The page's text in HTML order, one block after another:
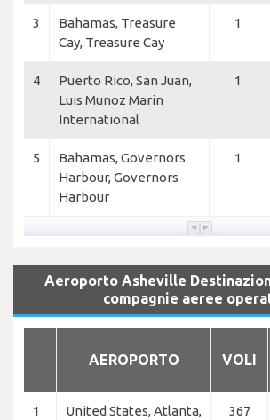
3
Bahamas, Treasure
Cay, Treasure Cay
1
4
Puerto Rico, San Juan,
Luis Munoz Marin
International
1
5
Bahamas, Governors
Harbour, Governors
Harbour
1
Aeroporto Asheville
compagnie aeree
AEROPORTO VOLI
1
United States, Atlanta,
367